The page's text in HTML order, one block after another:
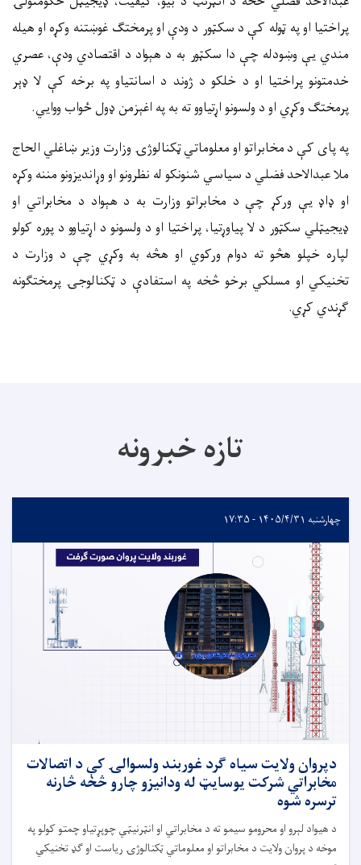
پراختیا او په ټوله کې د سکټور د ودې او پرمختګ غوښتنه وکړه او هیله
مندي یې وښودله چې دا سکټور به د هېواد د اقتصادي ودې، عصري
خدمتونو پراختیا او د خلکو د ژوند د اسانتیاو په برخه کې لا ډېر
پرمختګ وکړي او د ولسونو اړتیاوو ته به په اغېزمن ډول ځواب ووایي.
په پای کې د مخابراتو او معلوماتي ټکنالوژۍ وزارت وزیر ښاغلي الحاج
ملا عبدالاحد فضلي د سیاسي شنونکو له نظرونو او وړاندیزونو مننه وکړه
او ډاډ یې ورکړ چې د مخابراتو وزارت به د هېواد د مخابراتي او
ډیجیټلي سکټور د لا پیاوړتیا، پراختیا او د ولسونو د اړتیاوو د پوره کولو
لپاره خپلو هڅو ته دوام ورکوي او هڅه به وکړي چې د وزارت د
تخنیکي او مسلکي برخو څخه په استفادې د ټکنالوجۍ پرمختګونه
ګړندي کړي.
تازه خبرونه
چهارشنبه ۱۴۰۵/۴/۳۱ - ۱۷:۳۵
دپروان ولایت سیاه ګرد غوربند ولسوالۍ کې د اتصالات
مخابراتي شرکت یوسایټ له ودانیزو چارو څخه څارنه
ترسره شوه
د هیواد لېرو او محرومو سیمو ته د مخابراتي او انټرنیټي چوپړتیاو چمتو کولو په
موخه د پروان ولایت د مخابراتو او معلوماتي ټکنالوژۍ ریاست او ګډ تخنیکي